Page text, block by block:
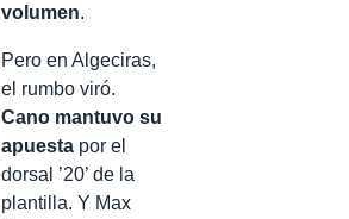
volumen.
Pero en Algeciras,
el rumbo viró.
Cano mantuvo su
apuesta por el
dorsal ’20’ de la
plantilla. Y Max